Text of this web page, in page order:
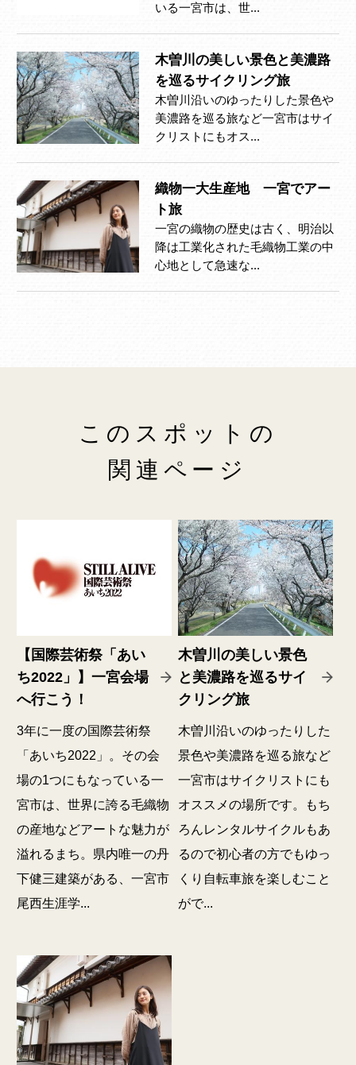
いる一宮市は、世...
木曽川の美しい景色と美濃路
を巡るサイクリング旅
木曽川沿いのゆったりした景色や
美濃路を巡る旅など一宮市はサイ
クリストにもオス...
織物一大生産地 一宮でアー
ト旅
一宮の織物の歴史は古く、明治以
降は工業化された毛織物工業の中
心地として急速な...
このスポットの
関連ページ
【国際芸術祭「あい
ち2022」】一宮会場
へ行こう！
3年に一度の国際芸術祭
「あいち2022」。その会
場の1つにもなっている一
宮市は、世界に誇る毛織物
の産地などアートな魅力が
溢れるまち。県内唯一の丹
下健三建築がある、一宮市
尾西生涯学...
木曽川の美しい景色
と美濃路を巡るサイ
クリング旅
木曽川沿いのゆったりした
景色や美濃路を巡る旅など
一宮市はサイクリストにも
オススメの場所です。もち
ろんレンタルサイクルもあ
るので初心者の方でもゆっ
くり自転車旅を楽しむこと
がで...